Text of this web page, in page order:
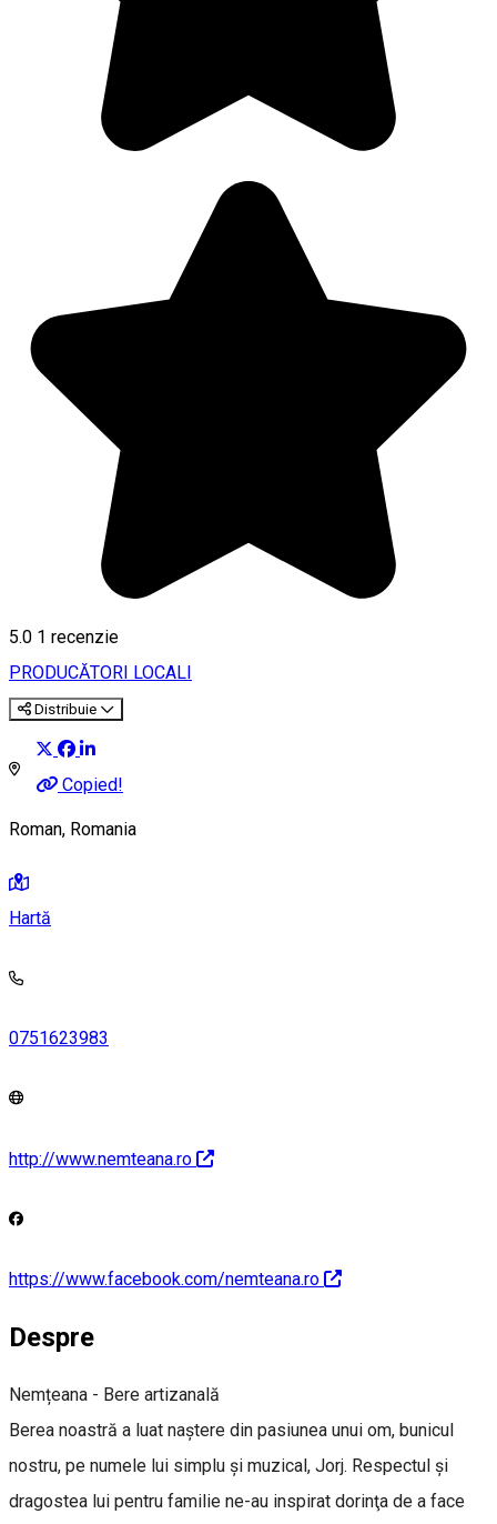
5.0 1 recenzie
PRODUCĂTORI LOCALI
Distribuie
Copied!
Roman, Romania
Hartă
0751623983
http://www.nemteana.ro
https://www.facebook.com/nemteana.ro
Despre
Nemțeana - Bere artizanală
Berea noastră a luat naştere din pasiunea unui om, bunicul
nostru, pe numele lui simplu şi muzical, Jorj. Respectul şi
dragostea lui pentru familie ne-au inspirat dorinţa de a face